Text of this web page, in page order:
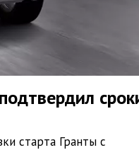
старта Гранты с